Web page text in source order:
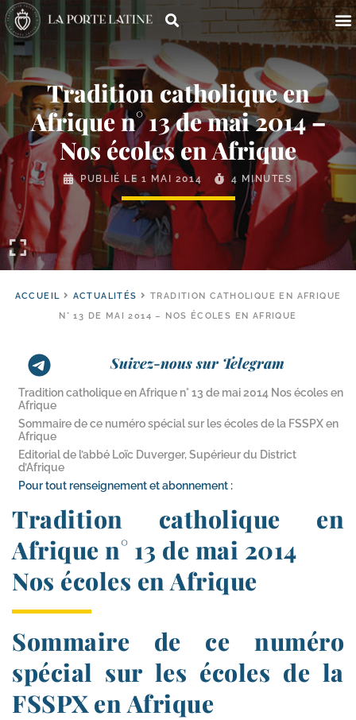
Tradition catholique en
Afrique n° 13 de mai 2014 –
Nos écoles en Afrique
PUBLIÉ LE1 MAI 2014 4 MINUTES
ACCUEIL ACTUALITÉS
TRADITION CATHOLIQUE EN AFRIQUE
N° 13 DE MAI 2014 – NOS ÉCOLES EN AFRIQUE
Suivez-nous sur Telegram
Tradition catholique en Afrique n° 13 de mai 2014 Nos écoles en
Afrique
Sommaire de ce numéro spécial sur les écoles de la FSSPX en
Afrique
Editorial de l’abbé Loïc Duverger, Supérieur du District
d’Afrique
Pour tout renseignement et abonnement :
Tradition catholique en
Afrique n° 13 de mai 2014
Nos écoles en Afrique
Sommaire de ce numéro
spécial sur les écoles de la
FSSPX en Afrique